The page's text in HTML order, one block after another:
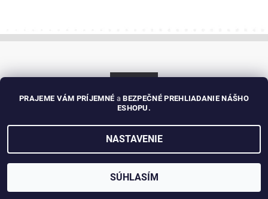
Vytvoril Shoptet
PRAJEME VÁM PRÍJEMNÉ a BEZPEČNÉ PREHLIADANIE NÁŠHO
ESHOPU.
NASTAVENIE
SÚHLASÍM